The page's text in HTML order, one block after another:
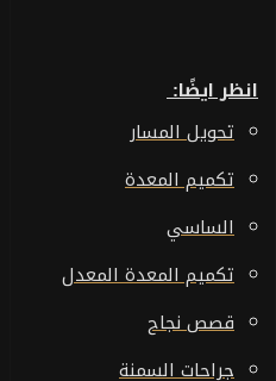
انظر ايضًا:
تحويل المسار
تكميم المعدة
الساسي
تكميم المعدة المعدل
قصص نجاح
جراحات السمنة